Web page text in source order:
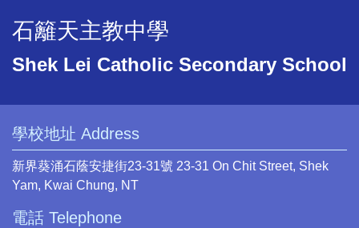
石籬天主教中學
Shek Lei Catholic Secondary School
學校地址 Address
新界葵涌石蔭安捷街23-31號 23-31 On Chit Street, Shek
Yam, Kwai Chung, NT
電話 Telephone